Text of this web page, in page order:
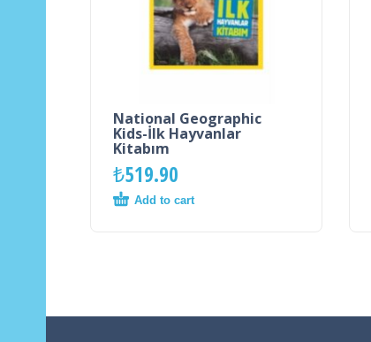
National Geographic
Kids-İlk Hayvanlar
Kitabım
₺519.90
Add to cart